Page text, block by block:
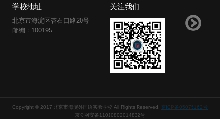
学校地址
北京市海淀区杏石口路20号
邮编：100195
关注我们
Copyright © 2017 北京市海淀外国语实验学校 All Rights Reserved. 京ICP备05075162号
京公网安备11010802014832号